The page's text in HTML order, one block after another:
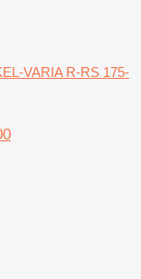
VARIA R-RS 175-